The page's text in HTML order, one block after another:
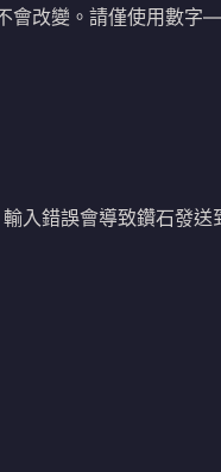
會改變。請僅使用數
入錯誤會導致鑽石發送